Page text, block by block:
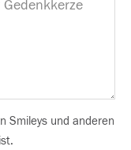
Smileys und anderen